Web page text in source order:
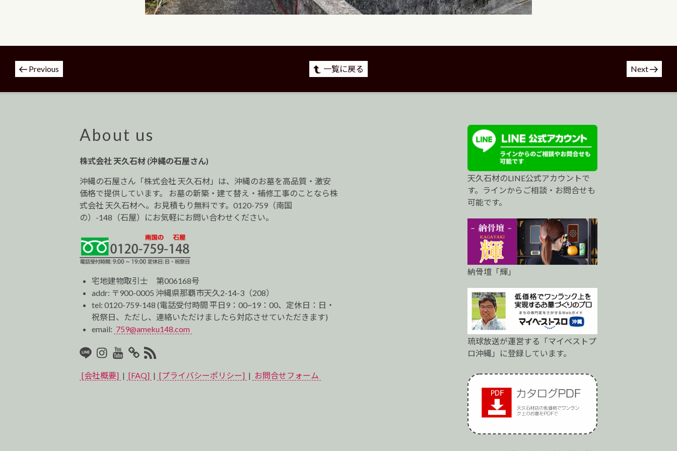
投
稿
ナ
Previous 一覧に戻る Next
About us
株式会社 天久石材 (沖縄の石屋さん)
沖縄の石屋さん「株式会社 天久石材」は、沖縄のお墓を高品質・激安
価格で提供しています。 お墓の新築・建て替え・補修工事のことなら株
式会社 天久石材へ。お見積もり無料です。0120-759（南国
の）-148（石屋）にお気軽にお問い合わせください。
宅地建物取引士 第006168号
addr: 〒900-0005 沖縄県那覇市天久2-14-3（208）
tel:0120-759-148 (電話受付時間 平日9：00~19：00、定休日：日・
祝祭日、ただし、連絡いただけましたら対応させていただきます)
email: 759@ameku148.com
LINEInstagram
Youtube
マ
イ
RSS2
[会社概要] | [FAQ] | [プライバシーポリシー] | お問合せフォーム
天久石材のLINE公式アカウントで
す。ラインからご相談・お問合せも
可能です。
納骨壇「輝」
琉球放送が運営する「マイベストプ
ロ沖縄」に登録しています。